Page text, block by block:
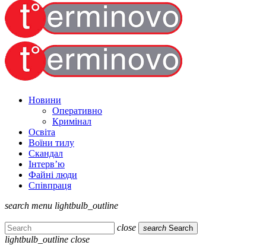
Новини
Оперативно
Кримінал
Освіта
Воїни тилу
Скандал
Інтерв’ю
Файні люди
Співпраця
search menu lightbulb_outline
close search Search
lightbulb_outline close